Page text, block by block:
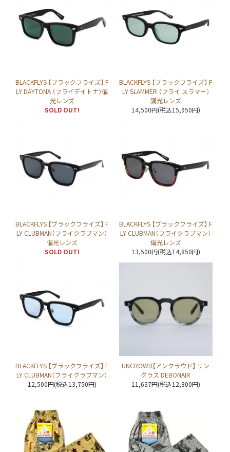
BLACKFLYS 【ブラックフライズ】 F
LY DAYTONA （フライデイトナ）偏
光レンズ
SOLD OUT!
BLACKFLYS 【ブラックフライズ】 F
LY SLAMMER （フライ スラマー）
調光レンズ
14,500円(税込15,950円)
BLACKFLYS 【ブラックフライズ】 F
LY CLUBMAN（フライクラブマン）
偏光レンズ
SOLD OUT!
BLACKFLYS 【ブラックフライズ】 F
LY CLUBMAN（フライクラブマン）
偏光レンズ
13,500円(税込14,850円)
BLACKFLYS 【ブラックフライズ】 F
LY CLUBMAN（フライクラブマン）
12,500円(税込13,750円)
UNCROWD【アンクラウド】 サン
グラス DEBONAIR
11,637円(税込12,800円)